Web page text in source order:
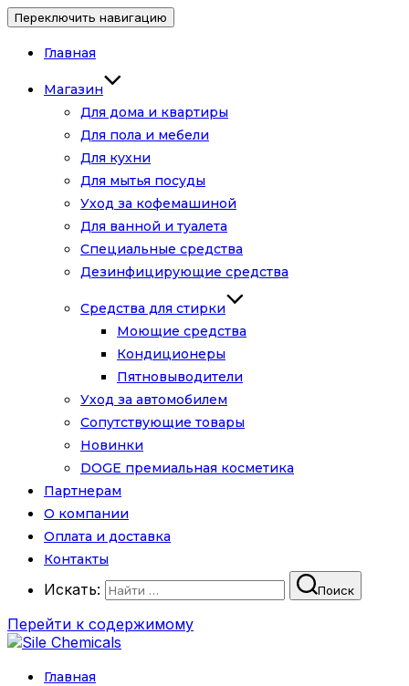
Переключить навигацию
Главная
Магазин
Для дома и квартиры
Для пола и мебели
Для кухни
Для мытья посуды
Уход за кофемашиной
Для ванной и туалета
Специальные средства
Дезинфицирующие средства
Средства для стирки
Моющие средства
Кондиционеры
Пятновыводители
Уход за автомобилем
Сопутствующие товары
Новинки
DOGE премиальная косметика
Партнерам
О компании
Оплата и доставка
Контакты
Искать: Поиск
Перейти к содержимому
Главная